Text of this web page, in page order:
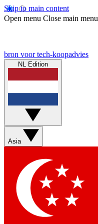
Skip to main content
Open menu Close main menu
bron voor tech-koopadvies
NL Edition
Asia